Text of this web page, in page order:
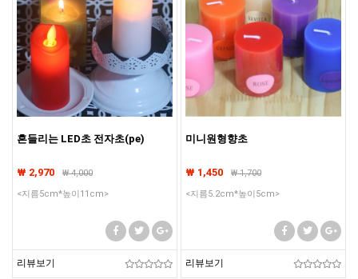
흔들리는 LED초 전자초(pe)
₩ 2,970 ₩4,000
<지름5cm*높이11cm>
리뷰보기
미니원형향초
₩ 1,450 ₩1,700
<지름5.2cm*높이5cm>
리뷰보기